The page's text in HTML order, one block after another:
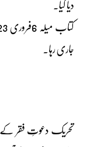
دیا گیا۔
جاری رہا۔
تحریک دعوتِ فقر کے